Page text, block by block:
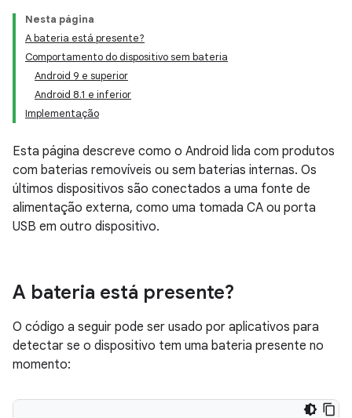
Nesta página
A bateria está presente?
Comportamento do dispositivo sem bateria
Android 9 e superior
Android 8.1 e inferior
Implementação
Esta página descreve como o Android lida com produtos
com baterias removíveis ou sem baterias internas. Os
últimos dispositivos são conectados a uma fonte de
alimentação externa, como uma tomada CA ou porta
USB em outro dispositivo.
A bateria está presente?
O código a seguir pode ser usado por aplicativos para
detectar se o dispositivo tem uma bateria presente no
momento: